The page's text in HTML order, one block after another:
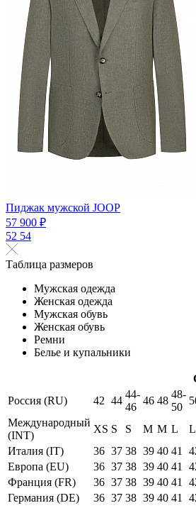
Пиджак мужской JOOP
57 900 ₽
52 54
Таблица размеров
Мужская одежда
Женская одежда
Мужская обувь
Женская обувь
Ремни
Белье и купальники
Россия (RU)
42 44
44-
46
46 48
48-
50
Международный
(INT)
XS S S M M L L
Италия (IT)
36 37 38 39 40 41
Европа (EU)
36 37 38 39 40 41
Франция (FR)
36 37 38 39 40 41
Германия (DE)
36 37 38 39 40 41